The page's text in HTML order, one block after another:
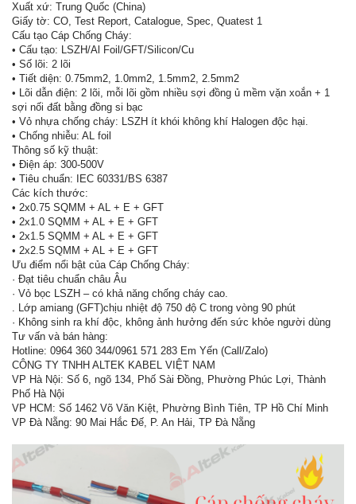
Xuất xứ: Trung Quốc (China)
Giấy tờ: CO, Test Report, Catalogue, Spec, Quatest 1
Cấu tạo Cáp Chống Cháy:
• Cấu tạo: LSZH/Al Foil/GFT/Silicon/Cu
• Số lõi: 2 lõi
• Tiết diện: 0.75mm2, 1.0mm2, 1.5mm2, 2.5mm2
• Lõi dẫn điện: 2 lõi, mỗi lõi gồm nhiều sợi đồng ủ mềm vặn xoắn + 1
sợi nối đất bằng đồng si bạc
• Vỏ nhựa chống cháy: LSZH ít khói không khí Halogen độc hại.
• Chống nhiễu: AL foil
Thông số kỹ thuật:
• Điện áp: 300-500V
• Tiêu chuẩn: IEC 60331/BS 6387
Các kích thước:
• 2x0.75 SQMM + AL + E + GFT
• 2x1.0 SQMM + AL + E + GFT
• 2x1.5 SQMM + AL + E + GFT
• 2x2.5 SQMM + AL + E + GFT
Ưu điểm nổi bật của Cáp Chống Cháy:
· Đạt tiêu chuẩn châu Âu
· Vỏ bọc LSZH – có khả năng chống cháy cao.
. Lớp amiang (GFT)chịu nhiệt độ 750 độ C trong vòng 90 phút
· Không sinh ra khí độc, không ảnh hưởng đến sức khỏe người dùng
Tư vấn và bán hàng:
Hotline: 0964 360 344/0961 571 283 Em Yến (Call/Zalo)
CÔNG TY TNHH ALTEK KABEL VIỆT NAM
VP Hà Nội: Số 6, ngõ 134, Phố Sài Đồng, Phường Phúc Lợi, Thành
Phố Hà Nội
VP HCM: Số 1462 Võ Văn Kiệt, Phường Bình Tiên, TP Hồ Chí Minh
VP Đà Nẵng: 90 Mai Hắc Đế, P. An Hải, TP Đà Nẵng